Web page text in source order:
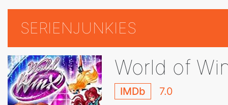
SERIENJUNKIES
World of
IMDb 7.0